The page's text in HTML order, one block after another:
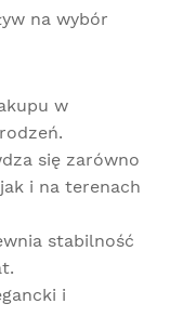
na wybór
w
się zarówno
i na terenach
stabilność
i